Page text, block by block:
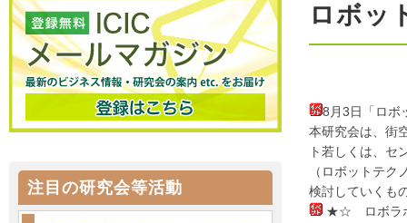
ロボッ
8月3日「ロボ
本研究会は、街
ト若しくは、セ
（ロボットテ
検討していくも
★☆ ロボラ
注目の研究会等活動